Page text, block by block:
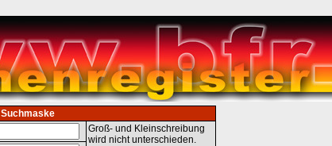
Suchmaske
Groß- und Kleinschreibung
wird nicht unterschieden.